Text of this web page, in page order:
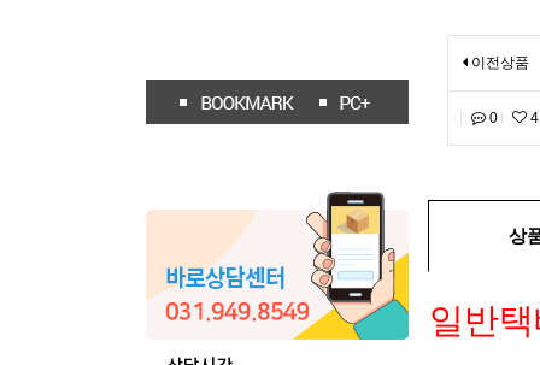
이전상품
0 4
상
일반